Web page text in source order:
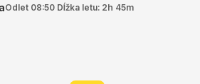
Odlet 08:50 Dĺžka letu: 2h 45m